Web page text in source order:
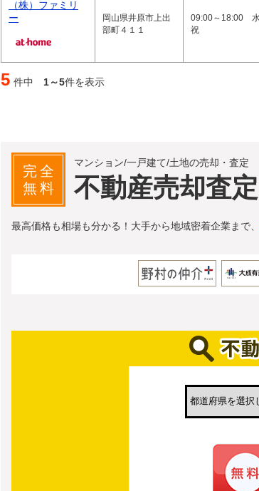
（株）ファミリ
ー
岡山県井原市上出
部町４１１
09:00～18:00 水
祝
5 件中 1～5件を表示
完全
無料
マンション/一戸建て/土地の売却・査定
不動産売却査定
最高価格も相場も分かる！大手から地域密着企業まで、